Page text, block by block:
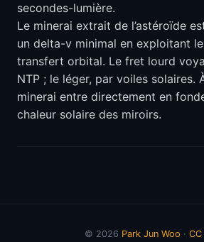
secondes-lumière.
Le minerai extrait de l’astéroïde
un delta-v minimal en exploitant
transfert orbital. Le fret lourd
NTP ; le léger, par voiles solaires.
minerai entre directement en
chaleur solaire des miroirs.
© 2026 Park Jun Woo ·